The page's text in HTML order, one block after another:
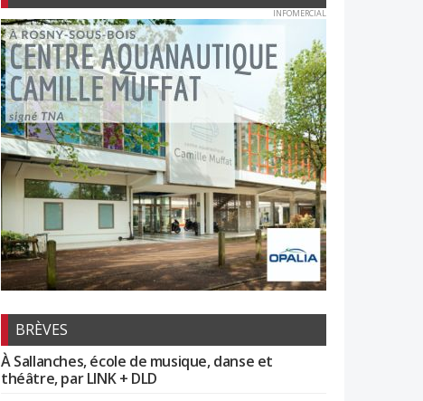
INFOMERCIAL
BRÈVES
À Sallanches, école de musique, danse et
théâtre, par LINK + DLD